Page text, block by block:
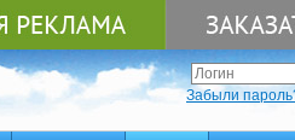
Забыли